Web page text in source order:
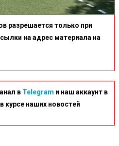
разрешается только при
на адрес материала на
в Telegram и наш аккаунт в
курсе наших новостей